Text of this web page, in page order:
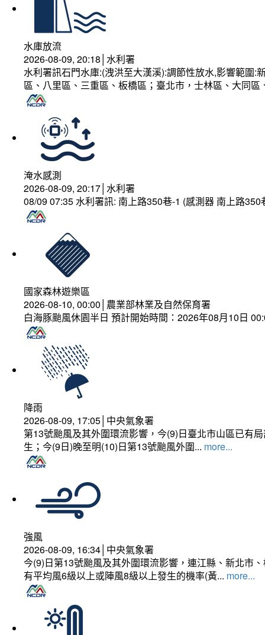
水庫放流
2026-08-09, 20:18│水利署
水利署訊石門水庫:(洩洪至大漢溪):調節性放水,影響範圍
區、八里區、三重區、板橋區；臺北市，士林區、大同
淹水感測
2026-08-09, 20:17│水利署
08/09 07:35 水利署訊: 南上路350巷-1 (感測器 南上路
國家森林遊樂區
2026-08-10, 00:00│農業部林業及自然保育署
白海豚颱風休園半日 預計開始時間：2026年08月10日
降雨
2026-08-09, 17:05│中央氣象署
第13號颱風及其外圍環流影響，今(9)日臺北市山區已有
生；今(9日)晚至明(10)日第13號颱風外圍... more...
強風
2026-08-09, 16:34│中央氣象署
今(9)日第13號颱風及其外圍環流影響，連江縣、新北市
有平均風6級以上或陣風8級以上發生的機率(黃... more...